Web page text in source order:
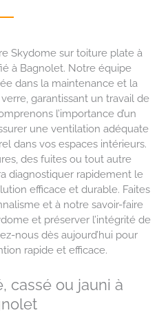
Skydome sur toiture plate à
à Bagnolet. Notre équipe
dans la maintenance et la
garantissant un travail de
l’importance d’un
une ventilation adéquate
dans vos espaces intérieurs.
des fuites ou tout autre
diagnostiquer rapidement le
efficace et durable. Faites
et à notre savoir-faire
et préserver l’intégrité de
nous dès aujourd’hui pour
rapide et efficace.
cassé ou jauni à